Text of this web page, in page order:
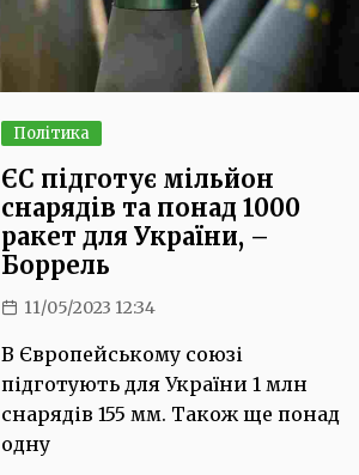
Політика
ЄС підготує мільйон
снарядів та понад 1000
ракет для України, –
Боррель
11/05/2023 12:34
В Європейському союзі
підготують для України 1 млн
снарядів 155 мм. Також ще понад
одну